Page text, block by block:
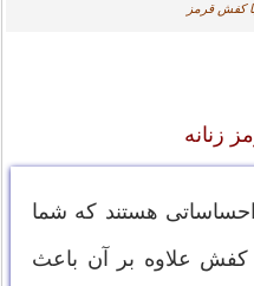
کفش قرمز
زنانه
هستند که شما
کفش علاوه بر آن باعث